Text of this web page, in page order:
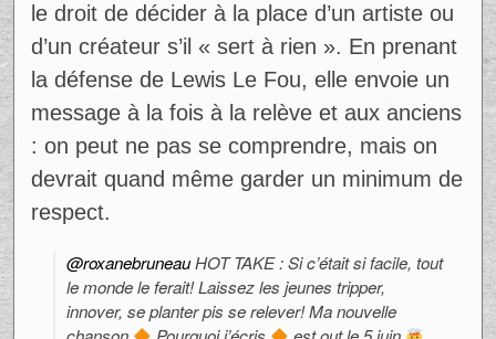
le droit de décider à la place d’un artiste ou
d’un créateur s’il « sert à rien ». En prenant
la défense de Lewis Le Fou, elle envoie un
message à la fois à la relève et aux anciens
: on peut ne pas se comprendre, mais on
devrait quand même garder un minimum de
respect.
@roxanebruneauHOT TAKE : Si c’était si facile, tout
le monde le ferait! Laissez les jeunes tripper,
innover, se planter pis se relever! Ma nouvelle